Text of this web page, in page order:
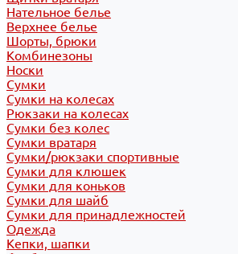
Нательное белье
Верхнее белье
Шорты, брюки
Комбинезоны
Носки
Сумки
Сумки на колесах
Рюкзаки на колесах
Сумки без колес
Сумки вратаря
Сумки/рюкзаки спортивные
Сумки для клюшек
Сумки для коньков
Сумки для шайб
Сумки для принадлежностей
Одежда
Кепки, шапки